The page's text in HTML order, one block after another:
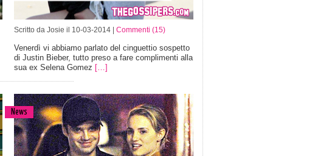
Scritto da Josie il 10-03-2014 | Commenti (15)
Venerdì vi abbiamo parlato del cinguettio sospetto
di Justin Bieber, tutto preso a fare complimenti alla
sua ex Selena Gomez […]
News